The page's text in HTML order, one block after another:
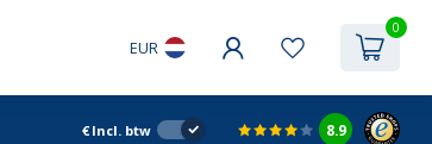
EUR
0
€ Incl. btw 8.9